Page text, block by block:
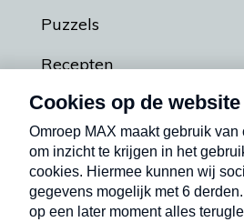
Puzzels
Recepten
Podcasts